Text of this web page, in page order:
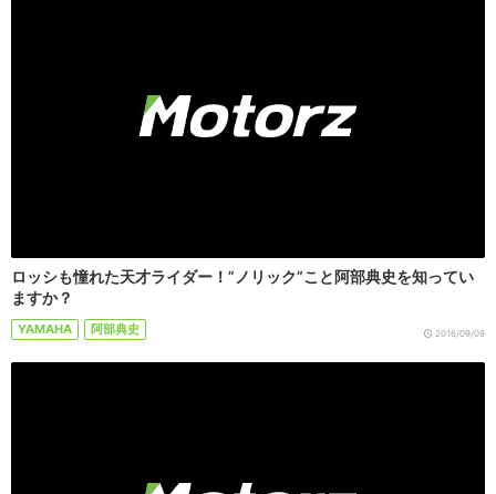
ロッシも憧れた天才ライダー！”ノリック”こと阿部典史を知ってい
ますか？
YAMAHA 阿部典史 2016/09/09